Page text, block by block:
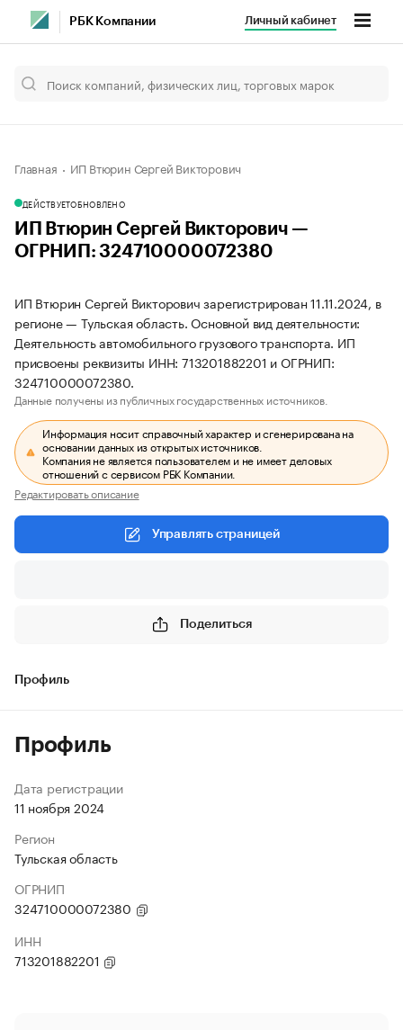
РБК Компании Личный кабинет
Главная ИП Втюрин Сергей Викторович
ДЕЙСТВУЕТОБНОВЛЕНО
ИП Втюрин Сергей Викторович —
ОГРНИП: 324710000072380
ИП Втюрин Сергей Викторович зарегистрирован 11.11.2024, в
регионе — Тульская область. Основной вид деятельности:
Деятельность автомобильного грузового транспорта. ИП
присвоены реквизиты ИНН: 713201882201 и ОГРНИП:
324710000072380.
Данные получены из публичных государственных источников.
Информация носит справочный характер и сгенерирована на
основании данных из открытых источников.
Компания не является пользователем и не имеет деловых
отношений с сервисом РБК Компании.
Редактировать описание
Управлять страницей
Поделиться
Профиль
Профиль
Дата регистрации
11 ноября 2024
Регион
Тульская область
ОГРНИП
324710000072380
ИНН
713201882201